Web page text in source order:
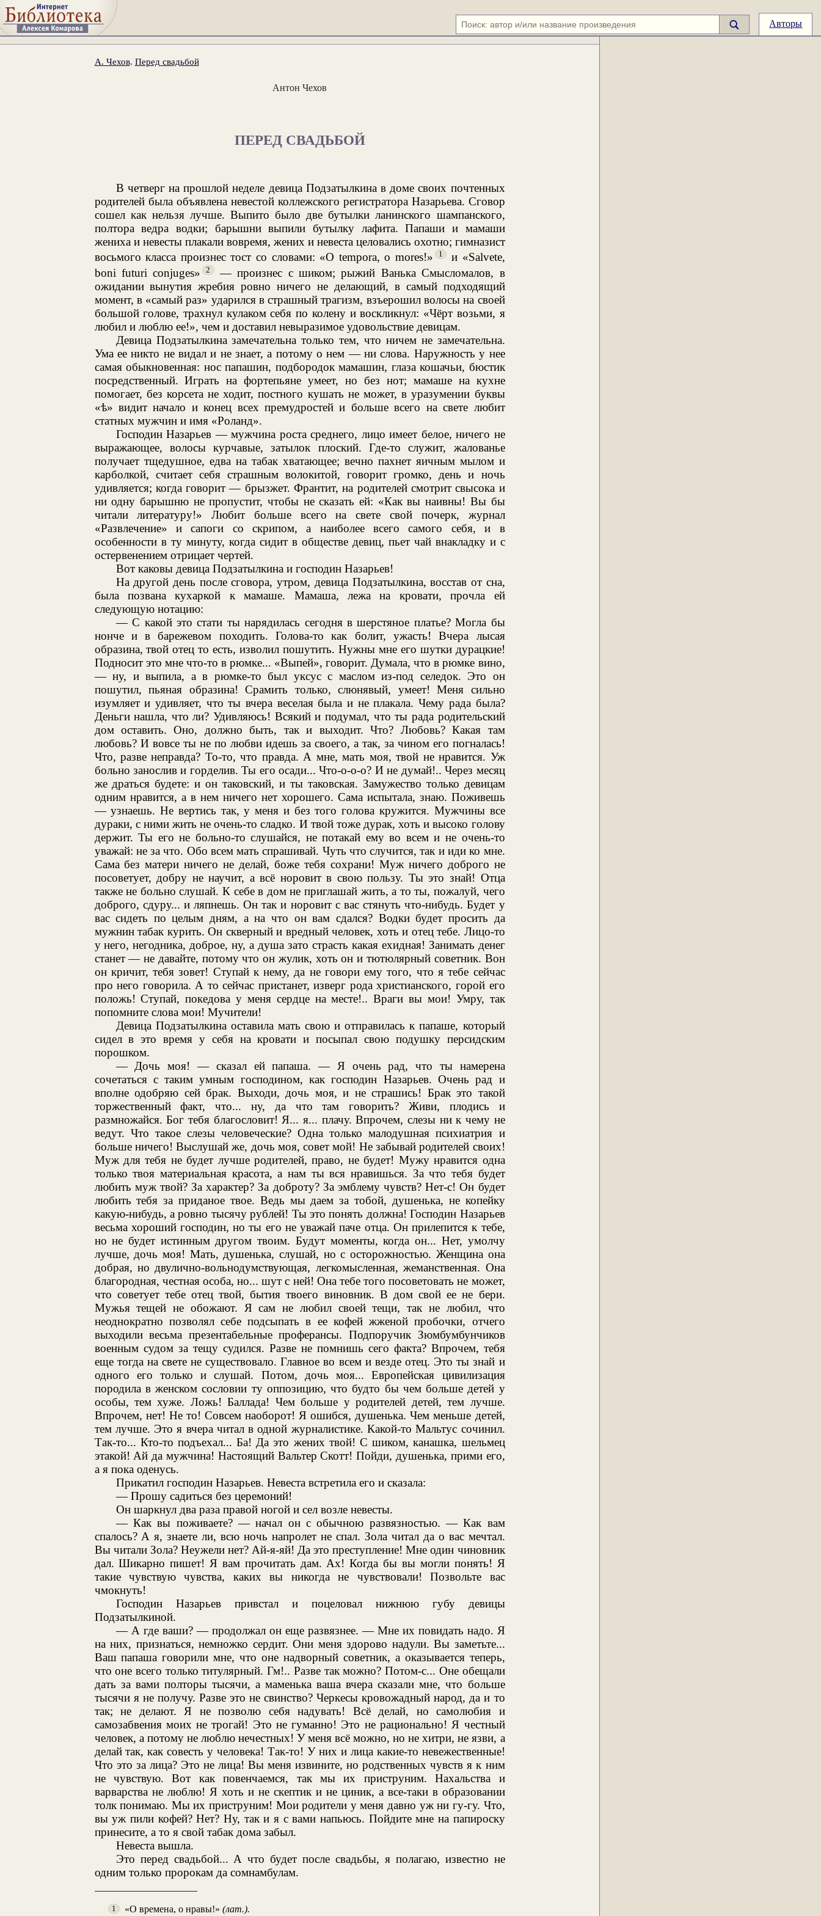
Авторы
А. Чехов. Перед свадьбой
Антон Чехов
ПЕРЕД СВАДЬБОЙ
В четверг на прошлой неделе девица Подзатылкина в доме своих почтенных
родителей была объявлена невестой коллежского регистратора Назарьева. Сговор
сошел как нельзя лучше. Выпито было две бутылки ланинского шампанского,
полтора ведра водки; барышни выпили бутылку лафита. Папаши и мамаши
жениха и невесты плакали вовремя, жених и невеста целовались охотно; гимназист
восьмого класса произнес тост со словами: «О tempora, о mores!»
1
и «Salvete,
boni futuri conjuges»
2 — произнес с шиком; рыжий Ванька Смысломалов, в
ожидании вынутия жребия ровно ничего не делающий, в самый подходящий
момент, в «самый раз» ударился в страшный трагизм, взъерошил волосы на своей
большой голове, трахнул кулаком себя по колену и воскликнул: «Чёрт возьми, я
любил и люблю ее!», чем и доставил невыразимое удовольствие девицам.
Девица Подзатылкина замечательна только тем, что ничем не замечательна.
Ума ее никто не видал и не знает, а потому о нем — ни слова. Наружность у нее
самая обыкновенная: нос папашин, подбородок мамашин, глаза кошачьи, бюстик
посредственный. Играть на фортепьяне умеет, но без нот; мамаше на кухне
помогает, без корсета не ходит, постного кушать не может, в уразумении буквы
«ѣ» видит начало и конец всех премудростей и больше всего на свете любит
статных мужчин и имя «Роланд».
Господин Назарьев — мужчина роста среднего, лицо имеет белое, ничего не
выражающее, волосы курчавые, затылок плоский. Где-то служит, жалованье
получает тщедушное, едва на табак хватающее; вечно пахнет яичным мылом и
карболкой, считает себя страшным волокитой, говорит громко, день и ночь
удивляется; когда говорит — брызжет. Франтит, на родителей смотрит свысока и
ни одну барышню не пропустит, чтобы не сказать ей: «Как вы наивны! Вы бы
читали литературу!» Любит больше всего на свете свой почерк, журнал
«Развлечение» и сапоги со скрипом, а наиболее всего самого себя, и в
особенности в ту минуту, когда сидит в обществе девиц, пьет чай внакладку и с
остервенением отрицает чертей.
Вот каковы девица Подзатылкина и господин Назарьев!
На другой день после сговора, утром, девица Подзатылкина, восстав от сна,
была позвана кухаркой к мамаше. Мамаша, лежа на кровати, прочла ей
следующую нотацию:
— С какой это стати ты нарядилась сегодня в шерстяное платье? Могла бы
нонче и в барежевом походить. Голова-то как болит, ужасть! Вчера лысая
образина, твой отец то есть, изволил пошутить. Нужны мне его шутки дурацкие!
Подносит это мне что-то в рюмке... «Выпей», говорит. Думала, что в рюмке вино,
— ну, и выпила, а в рюмке-то был уксус с маслом из-под селедок. Это он
пошутил, пьяная образина! Срамить только, слюнявый, умеет! Меня сильно
изумляет и удивляет, что ты вчера веселая была и не плакала. Чему рада была?
Деньги нашла, что ли? Удивляюсь! Всякий и подумал, что ты рада родительский
дом оставить. Оно, должно быть, так и выходит. Что? Любовь? Какая там
любовь? И вовсе ты не по любви идешь за своего, а так, за чином его погналась!
Что, разве неправда? То-то, что правда. А мне, мать моя, твой не нравится. Уж
больно занослив и горделив. Ты его осади... Что-о-о-о? И не думай!.. Через месяц
же драться будете: и он таковский, и ты таковская. Замужество только девицам
одним нравится, а в нем ничего нет хорошего. Сама испытала, знаю. Поживешь
— узнаешь. Не вертись так, у меня и без того голова кружится. Мужчины все
дураки, с ними жить не очень-то сладко. И твой тоже дурак, хоть и высоко голову
держит. Ты его не больно-то слушайся, не потакай ему во всем и не очень-то
уважай: не за что. Обо всем мать спрашивай. Чуть что случится, так и иди ко мне.
Сама без матери ничего не делай, боже тебя сохрани! Муж ничего доброго не
посоветует, добру не научит, а всё норовит в свою пользу. Ты это знай! Отца
также не больно слушай. К себе в дом не приглашай жить, а то ты, пожалуй, чего
доброго, сдуру... и ляпнешь. Он так и норовит с вас стянуть что-нибудь. Будет у
вас сидеть по целым дням, а на что он вам сдался? Водки будет просить да
мужнин табак курить. Он скверный и вредный человек, хоть и отец тебе. Лицо-то
у него, негодника, доброе, ну, а душа зато страсть какая ехидная! Занимать денег
станет — не давайте, потому что он жулик, хоть он и тютюлярный советник. Вон
он кричит, тебя зовет! Ступай к нему, да не говори ему того, что я тебе сейчас
про него говорила. А то сейчас пристанет, изверг рода христианского, горой его
положь! Ступай, покедова у меня сердце на месте!.. Враги вы мои! Умру, так
попомните слова мои! Мучители!
Девица Подзатылкина оставила мать свою и отправилась к папаше, который
сидел в это время у себя на кровати и посыпал свою подушку персидским
порошком.
— Дочь моя! — сказал ей папаша. — Я очень рад, что ты намерена
сочетаться с таким умным господином, как господин Назарьев. Очень рад и
вполне одобряю сей брак. Выходи, дочь моя, и не страшись! Брак это такой
торжественный факт, что... ну, да что там говорить? Живи, плодись и
размножайся. Бог тебя благословит! Я... я... плачу. Впрочем, слезы ни к чему не
ведут. Что такое слезы человеческие? Одна только малодушная психиатрия и
больше ничего! Выслушай же, дочь моя, совет мой! Не забывай родителей своих!
Муж для тебя не будет лучше родителей, право, не будет! Мужу нравится одна
только твоя материальная красота, а нам ты вся нравишься. За что тебя будет
любить муж твой? За характер? За доброту? За эмблему чувств? Нет-с! Он будет
любить тебя за приданое твое. Ведь мы даем за тобой, душенька, не копейку
какую-нибудь, а ровно тысячу рублей! Ты это понять должна! Господин Назарьев
весьма хороший господин, но ты его не уважай паче отца. Он прилепится к тебе,
но не будет истинным другом твоим. Будут моменты, когда он... Нет, умолчу
лучше, дочь моя! Мать, душенька, слушай, но с осторожностью. Женщина она
добрая, но двулично-вольнодумствующая, легкомысленная, жеманственная. Она
благородная, честная особа, но... шут с ней! Она тебе того посоветовать не может,
что советует тебе отец твой, бытия твоего виновник. В дом свой ее не бери.
Мужья тещей не обожают. Я сам не любил своей тещи, так не любил, что
неоднократно позволял себе подсыпать в ее кофей жженой пробочки, отчего
выходили весьма презентабельные проферансы. Подпоручик Зюмбумбунчиков
военным судом за тещу судился. Разве не помнишь сего факта? Впрочем, тебя
еще тогда на свете не существовало. Главное во всем и везде отец. Это ты знай и
одного его только и слушай. Потом, дочь моя... Европейская цивилизация
породила в женском сословии ту оппозицию, что будто бы чем больше детей у
особы, тем хуже. Ложь! Баллада! Чем больше у родителей детей, тем лучше.
Впрочем, нет! Не то! Совсем наоборот! Я ошибся, душенька. Чем меньше детей,
тем лучше. Это я вчера читал в одной журналистике. Какой-то Мальтус сочинил.
Так-то... Кто-то подъехал... Ба! Да это жених твой! С шиком, канашка, шельмец
этакой! Ай да мужчина! Настоящий Вальтер Скотт! Пойди, душенька, прими его,
а я пока оденусь.
Прикатил господин Назарьев. Невеста встретила его и сказала:
— Прошу садиться без церемоний!
Он шаркнул два раза правой ногой и сел возле невесты.
— Как вы поживаете? — начал он с обычною развязностью. — Как вам
спалось? А я, знаете ли, всю ночь напролет не спал. Зола читал да о вас мечтал.
Вы читали Зола? Неужели нет? Ай-я-яй! Да это преступление! Мне один чиновник
дал. Шикарно пишет! Я вам прочитать дам. Ах! Когда бы вы могли понять! Я
такие чувствую чувства, каких вы никогда не чувствовали! Позвольте вас
чмокнуть!
Господин Назарьев привстал и поцеловал нижнюю губу девицы
Подзатылкиной.
— А где ваши? — продолжал он еще развязнее. — Мне их повидать надо. Я
на них, признаться, немножко сердит. Они меня здорово надули. Вы заметьте...
Ваш папаша говорили мне, что оне надворный советник, а оказывается теперь,
что оне всего только титулярный. Гм!.. Разве так можно? Потом-с... Оне обещали
дать за вами полторы тысячи, а маменька ваша вчера сказали мне, что больше
тысячи я не получу. Разве это не свинство? Черкесы кровожадный народ, да и то
так; не делают. Я не позволю себя надувать! Всё делай, но самолюбия и
самозабвения моих не трогай! Это не гуманно! Это не рационально! Я честный
человек, а потому не люблю нечестных! У меня всё можно, но не хитри, не язви, а
делай так, как совесть у человека! Так-то! У них и лица какие-то невежественные!
Что это за лица? Это не лица! Вы меня извините, но родственных чувств я к ним
не чувствую. Вот как повенчаемся, так мы их приструним. Нахальства и
варварства не люблю! Я хоть и не скептик и не циник, а все-таки в образовании
толк понимаю. Мы их приструним! Мои родители у меня давно уж ни гу-гу. Что,
вы уж пили кофей? Нет? Ну, так и я с вами напьюсь. Пойдите мне на папироску
принесите, а то я свой табак дома забыл.
Невеста вышла.
Это перед свадьбой... А что будет после свадьбы, я полагаю, известно не
одним только пророкам да сомнамбулам.
1 «О времена, о нравы!» (лат.).